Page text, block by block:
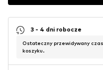
3 - 4 dni robocze
Ostateczny przewidywany
koszyku.